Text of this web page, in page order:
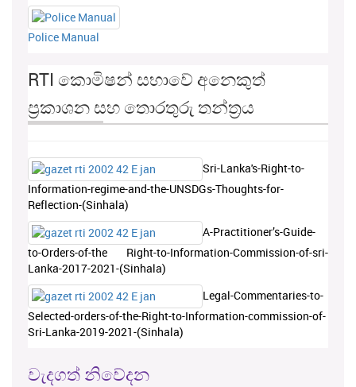
Police Manual
RTI කොමිෂන් සභාවේ අනෙකුත්
ප්‍රකාශන සහ තොරතුරු තන්ත්‍රය
Sri-Lanka's-Right-to-
Information-regime-and-the-UNSDGs-Thoughts-for-
Reflection-(Sinhala)
A-Practitioner’s-Guide-
to-Orders-of-the Right-to-Information-Commission-of-sri-
Lanka-2017-2021-(Sinhala)
Legal-Commentaries-to-
Selected-orders-of-the-Right-to-Information-commission-of-
Sri-Lanka-2019-2021-(Sinhala)
වැදගත් නිවේදන